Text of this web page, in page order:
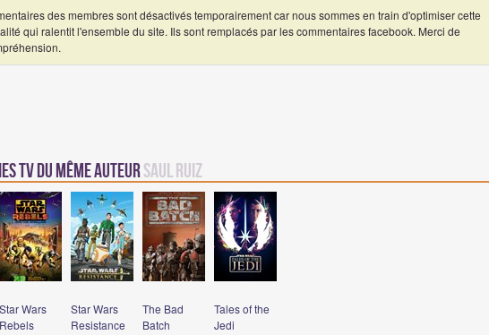
des membres sont désactivés temporairement car nous sommes en train d'optimiser cette
qui ralentit l'ensemble du site. Ils sont remplacés par les commentaires facebook. Merci de
TV du même auteurSaul Ruiz
Star Wars
Rebels
Star Wars
Resistance
The Bad
Batch
Tales of the
Jedi